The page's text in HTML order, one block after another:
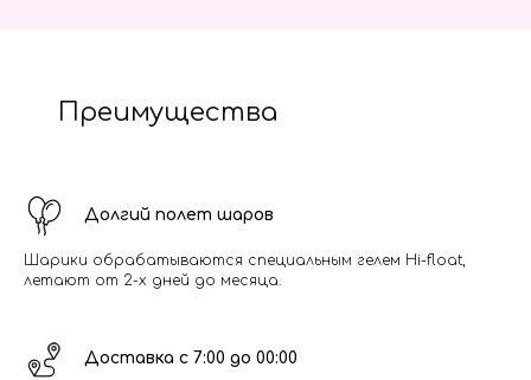
Преимущества
Долгий полет шаров
Шарики обрабатываются специальным гелем Hi-float,
летают от 2-х дней до месяца.
Доставка с 7:00 до 00:00